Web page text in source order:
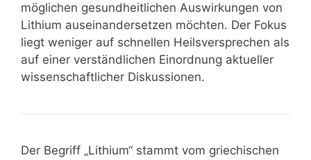
möglichen gesundheitlichen Auswirkungen von
Lithium auseinandersetzen möchten. Der Fokus
liegt weniger auf schnellen Heilsversprechen als
auf einer verständlichen Einordnung aktueller
wissenschaftlicher Diskussionen.
Der Begriff „Lithium“ stammt vom griechischen